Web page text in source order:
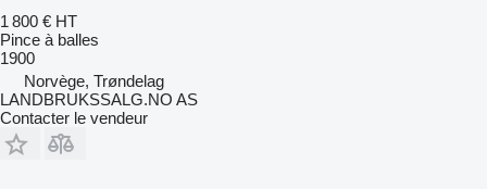
1 800 € HT
Pince à balles
1900
Norvège, Trøndelag
LANDBRUKSSALG.NO AS
Contacter le vendeur